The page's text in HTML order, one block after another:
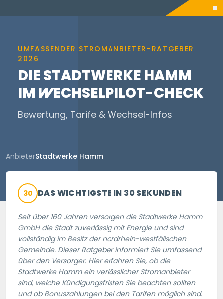
UMFASSENDER STROMANBIETER-RATGEBER
2026
DIE STADTWERKE HAMM
IM WECHSELPILOT-CHECK
Bewertung, Tarife & Wechsel-Infos
AnbieterStadtwerke Hamm
30 DAS WICHTIGSTE IN 30 SEKUNDEN
Seit über 160 Jahren versorgen die Stadtwerke Hamm
GmbH die Stadt zuverlässig mit Energie und sind
vollständig im Besitz der nordrhein-westfälischen
Gemeinde. Dieser Ratgeber informiert Sie umfassend
über den Versorger. Hier erfahren Sie, ob die
Stadtwerke Hamm ein verlässlicher Stromanbieter
sind, welche Kündigungsfristen Sie beachten sollten
und ob Bonuszahlungen bei den Tarifen möglich sind.